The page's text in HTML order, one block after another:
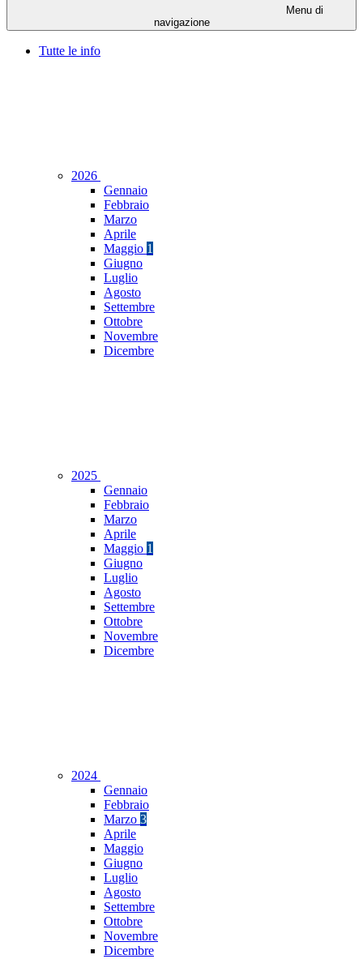
Menu di
navigazione
Tutte le info
2026
Gennaio
Febbraio
Marzo
Aprile
Maggio 1
Giugno
Luglio
Agosto
Settembre
Ottobre
Novembre
Dicembre
2025
Gennaio
Febbraio
Marzo
Aprile
Maggio 1
Giugno
Luglio
Agosto
Settembre
Ottobre
Novembre
Dicembre
2024
Gennaio
Febbraio
Marzo 3
Aprile
Maggio
Giugno
Luglio
Agosto
Settembre
Ottobre
Novembre
Dicembre